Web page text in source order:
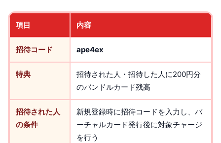
項目 内容
招待コード ape4ex
特典
招待された人・招待した人に200円分
のバンドルカード残高
招待された人
の条件
新規登録時に招待コードを入力し、バ
ーチャルカード発行後に対象チャージ
を行う